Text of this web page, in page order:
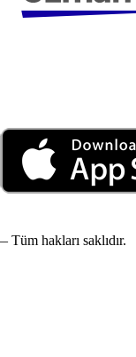
Tüm hakları saklıdır.